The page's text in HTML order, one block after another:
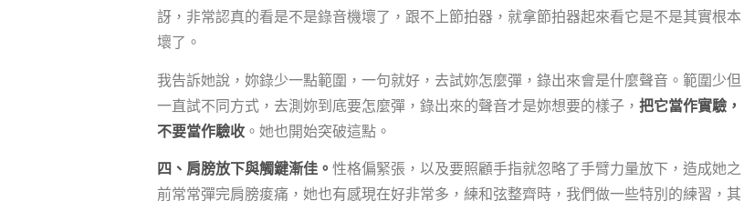
訝，非常認真的看是不是錄音機壞了，跟不上節拍器，就拿節拍器起來看它是不是其實根本
壞了。
我告訴她說，妳錄少一點範圍，一句就好，去試妳怎麼彈，錄出來會是什麼聲音。範圍少但
一直試不同方式，去測妳到底要怎麼彈，錄出來的聲音才是妳想要的樣子， 把它當作實驗，
不要當作驗收 。她也開始突破這點。
四、肩膀放下與觸鍵漸佳。 性格偏緊張，以及要照顧手指就忽略了手臂力量放下，造成她之
前常常彈完肩膀痠痛，她也有感現在好非常多，練和弦整齊時，我們做一些特別的練習，其